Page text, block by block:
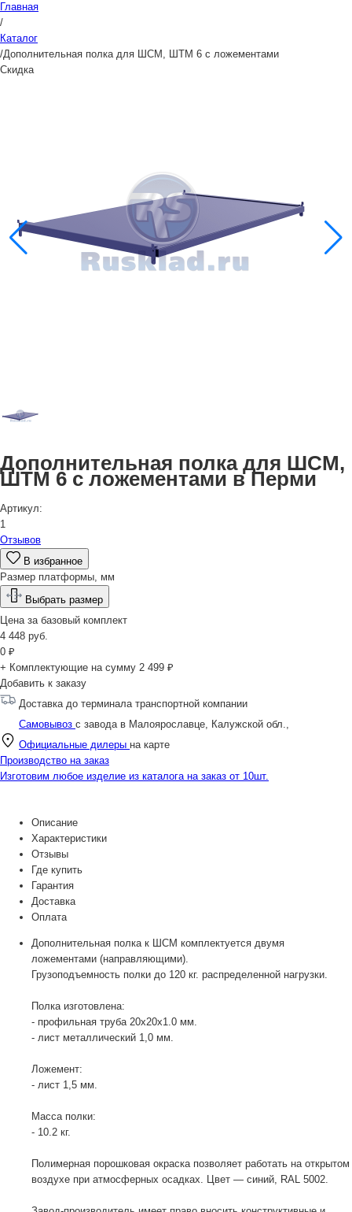
Главная
/
Каталог
/Дополнительная полка для ШСМ, ШТМ 6 с ложементами
Скидка
Дополнительная полка для ШСМ,
ШТМ 6 с ложементами в Перми
Артикул:
1
Отзывов
В избранное
Размер платформы, мм
Выбрать размер
Цена за базовый комплект
4 448 руб.
0 ₽
+ Комплектующие на сумму 2 499 ₽
Добавить к заказу
Доставка до терминала транспортной компании
Самовывоз с завода в Малоярославце, Калужской обл.,
Официальные дилеры на карте
Производство на заказ
Изготовим любое изделие из каталога на заказ от 10шт.
Описание
Характеристики
Отзывы
Где купить
Гарантия
Доставка
Оплата
Дополнительная полка к ШСМ комплектуется двумя
ложементами (направляющими).
Грузоподъемность полки до 120 кг. распределенной нагрузки.
Полка изготовлена:
- профильная труба 20х20х1.0 мм.
- лист металлический 1,0 мм.
Ложемент:
- лист 1,5 мм.
Масса полки:
- 10.2 кг.
Полимерная порошковая окраска позволяет работать на открытом
воздухе при атмосферных осадках. Цвет — синий, RAL 5002.